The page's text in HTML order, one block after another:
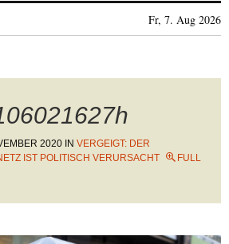
Fr, 7. Aug 2026
2020 IN VERGEIGT: DER
IST POLITISCH VERURSACHT
FULL